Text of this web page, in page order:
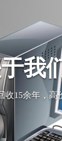
我
收15余年，高